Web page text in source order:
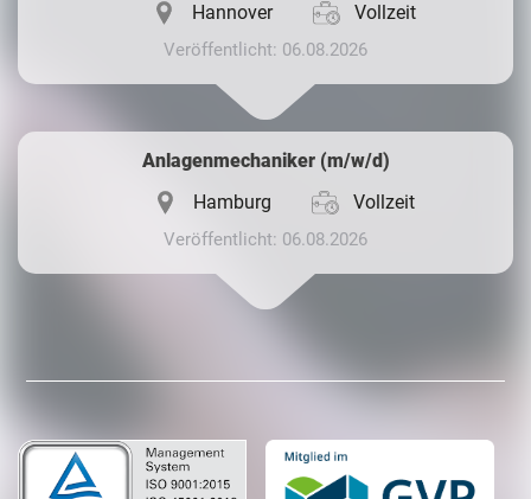
Hannover
Vollzeit
Veröffentlicht: 06.08.2026
Anlagenmechaniker (m/w/d)
Hamburg
Vollzeit
Veröffentlicht: 06.08.2026